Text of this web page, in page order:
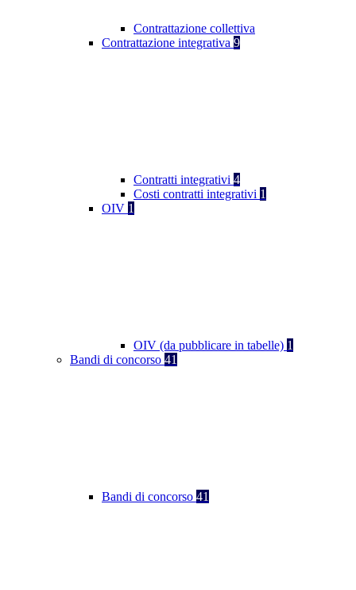
Contrattazione collettiva
Contrattazione integrativa 9
Contratti integrativi 4
Costi contratti integrativi 1
OIV 1
OIV (da pubblicare in tabelle) 1
Bandi di concorso 41
Bandi di concorso 41